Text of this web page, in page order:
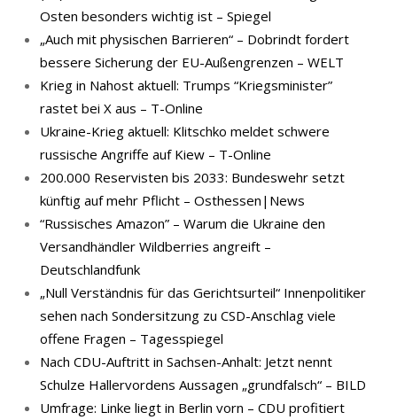
Osten besonders wichtig ist – Spiegel
„Auch mit physischen Barrieren“ – Dobrindt fordert
bessere Sicherung der EU-Außengrenzen – WELT
Krieg in Nahost aktuell: Trumps “Kriegsminister”
rastet bei X aus – T-Online
Ukraine-Krieg aktuell: Klitschko meldet schwere
russische Angriffe auf Kiew – T-Online
200.000 Reservisten bis 2033: Bundeswehr setzt
künftig auf mehr Pflicht – Osthessen|News
“Russisches Amazon” – Warum die Ukraine den
Versandhändler Wildberries angreift –
Deutschlandfunk
„Null Verständnis für das Gerichtsurteil“ Innenpolitiker
sehen nach Sondersitzung zu CSD-Anschlag viele
offene Fragen – Tagesspiegel
Nach CDU-Auftritt in Sachsen-Anhalt: Jetzt nennt
Schulze Hallervordens Aussagen „grundfalsch“ – BILD
Umfrage: Linke liegt in Berlin vorn – CDU profitiert